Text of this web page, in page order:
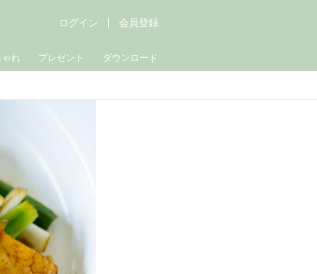
ゃれ プレゼント ダウンロード
ログイン 会員登録